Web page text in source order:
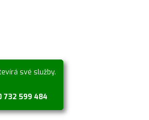
své služby.
732 599 484